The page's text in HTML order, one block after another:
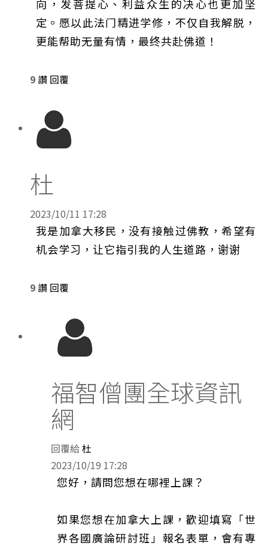
向，发菩提心、利益众生的决心也更加坚
定。愿以此法门精进学修，不仅自我解脱，
更能帮助无量有情，最终共赴佛道！
9 讚 回覆
杜
2023/10/11 17:28
我是加拿大移民，没有接触过佛教，希望有
机会学习，让它指引我的人生道路，谢谢
9 讚 回覆
福智僧團全球資訊
網
回覆給杜
2023/10/19 17:28
您好，請問您想在哪裡上課？
如果您想在加拿大上課，歡迎填寫「世
界各國廣論研討班」報名表單，會有專